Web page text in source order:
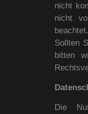
nicht
nicht
Sollten
bitten
Die